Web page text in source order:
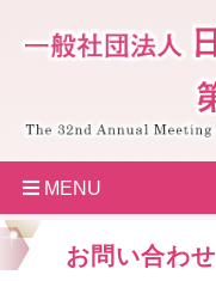
MENU
お問い合わせ